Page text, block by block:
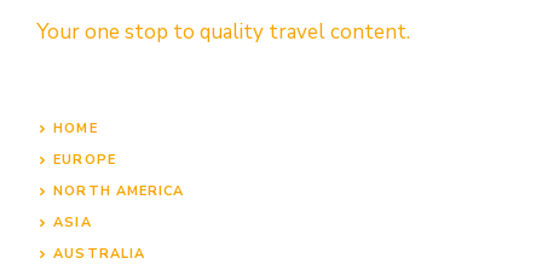
Your one stop to quality travel content.
HOME
EUROPE
NORTH AMERICA
ASIA
AUSTRALIA